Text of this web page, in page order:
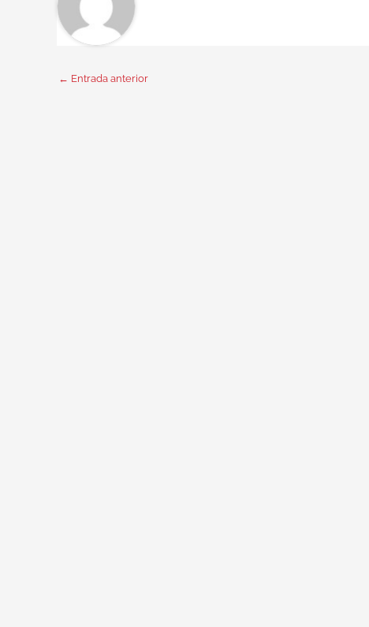
← Entrada anterior